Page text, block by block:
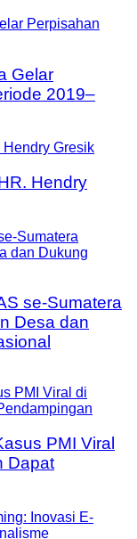
Gelar
2019–
Hendry
se-Sumatera
Desa dan
PMI Viral
Dapat